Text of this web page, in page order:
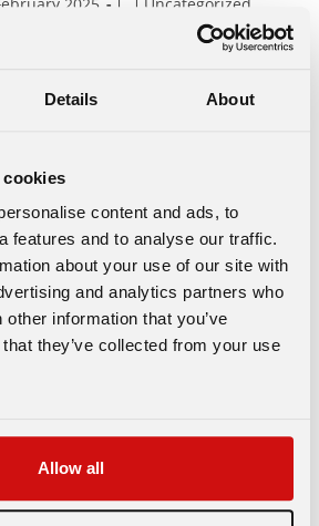
Details About
cookies
content and ads, to
features and to analyse our traffic.
about your use of our site with
and analytics partners who
information that you’ve
they’ve collected from your use
Allow all
2025 Uncategorized
ما نوع ملصق
2023
Post
category:
Uncategorized
في هذه القائمة (ويجب أن تكون…